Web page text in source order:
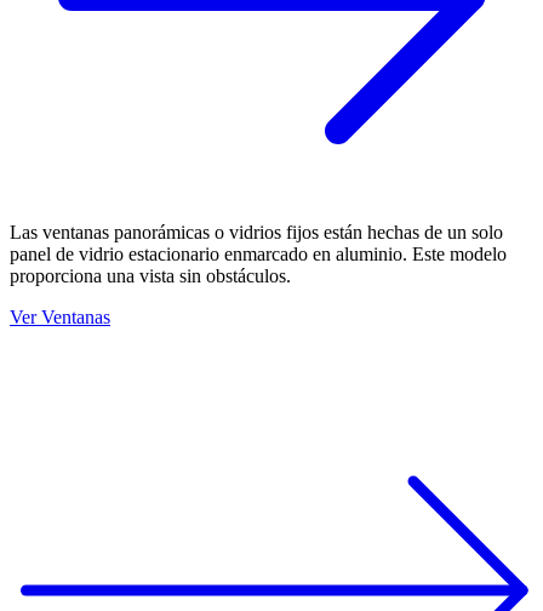
Las ventanas panorámicas o vidrios fijos están hechas de un solo
panel de vidrio estacionario enmarcado en aluminio. Este modelo
proporciona una vista sin obstáculos.
Ver Ventanas